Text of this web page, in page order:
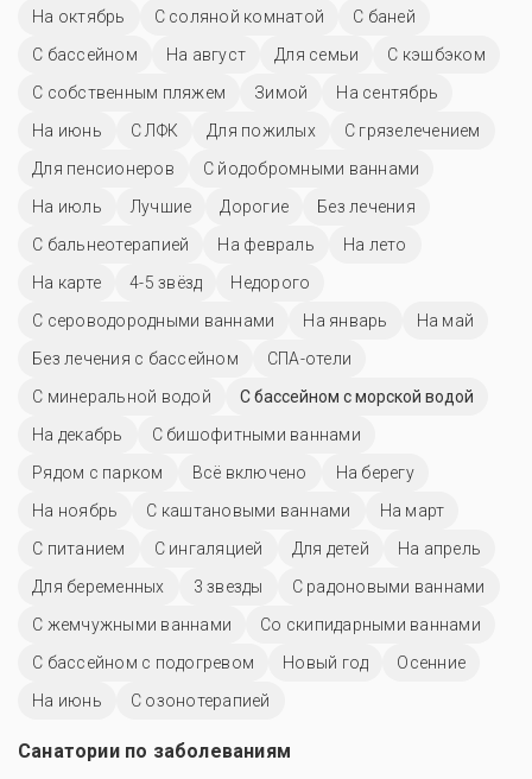
На октябрь
С соляной комнатой
С баней
C бассейном
На август Для семьи
С кэшбэком
С собственным пляжем
Зимой
На сентябрь
На июнь
С ЛФК Для пожилых
С грязелечением
Для пенсионеров
С йодобромными ваннами
На июль
Лучшие Дорогие
Без лечения
С бальнеотерапией
На февраль
На лето
На карте
4-5 звёзд
Недорого
С сероводородными ваннами
На январь
На май
Без лечения с бассейном
СПА-отели
С минеральной водой
С бассейном с морской водой
На декабрь
С бишофитными ваннами
Рядом с парком
Всё включено
На берегу
На ноябрь
С каштановыми ваннами
На март
С питанием
С ингаляцией Для детей
На апрель
Для беременных
3 звезды
С радоновыми ваннами
С жемчужными ваннами
Со скипидарными ваннами
С бассейном с подогревом
Новый год
Осенние
На июнь
С озонотерапией
Санатории по заболеваниям